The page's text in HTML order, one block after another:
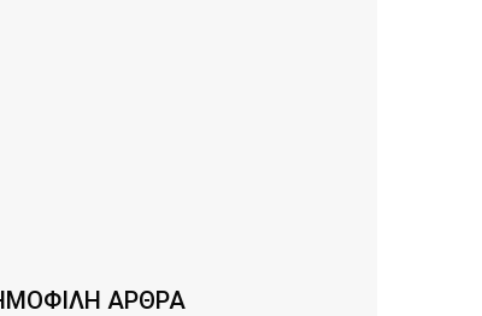
ΑΡΘΡΑ